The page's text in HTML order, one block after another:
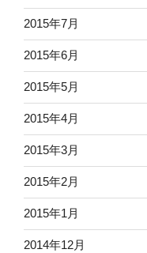
2015年7月
2015年6月
2015年5月
2015年4月
2015年3月
2015年2月
2015年1月
2014年12月